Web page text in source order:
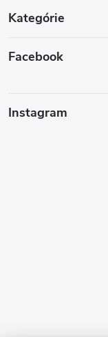
Kategórie
Facebook
Instagram